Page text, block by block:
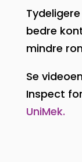
bedre
mindre
Se
Inspect
UniMek.